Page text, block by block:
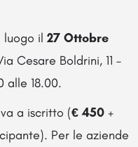
luogo il 27 Ottobre
Cesare Boldrini, 11 –
alle 18.00.
a iscritto (€ 450 +
Per le aziende